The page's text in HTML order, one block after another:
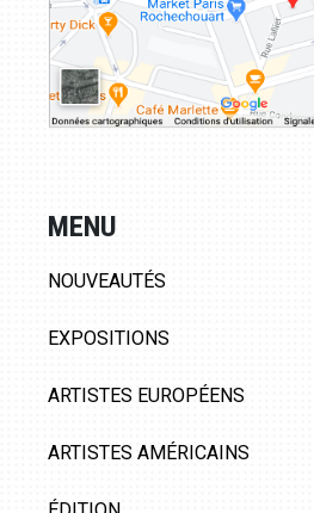
MENU
NOUVEAUTÉS
EXPOSITIONS
ARTISTES EUROPÉENS
ARTISTES AMÉRICAINS